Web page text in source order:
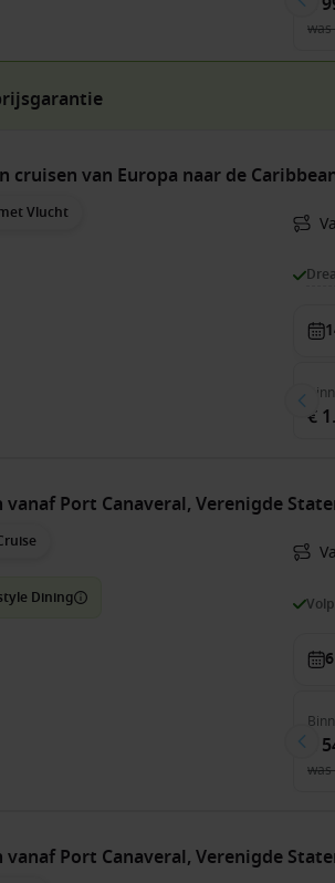
was
cruisen van Europa naar de
Vlucht
€
vanaf Port Canaveral, Verenigde
Dining
€
was
vanaf Port Canaveral, Verenigde